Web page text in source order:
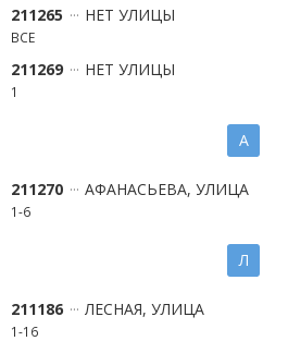
211265 НЕТ УЛИЦЫ
ВСЕ
211269 НЕТ УЛИЦЫ
1
А
211270 АФАНАСЬЕВА, УЛИЦА
1-6
Л
211186 ЛЕСНАЯ, УЛИЦА
1-16